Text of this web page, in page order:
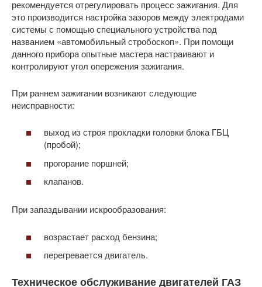
рекомендуется отрегулировать процесс зажигания. Для
это производится настройка зазоров между электродами
системы с помощью специального устройства под
названием «автомобильный стробоскоп». При помощи
данного прибора опытные мастера настраивают и
контролируют угол опережения зажигания.
При раннем зажигании возникают следующие
неисправности:
выход из строя прокладки головки блока ГБЦ
(пробой);
прогорание поршней;
клапанов.
При запаздывании искрообразования:
возрастает расход бензина;
перегревается двигатель.
Техническое обслуживание двигателей ГАЗ